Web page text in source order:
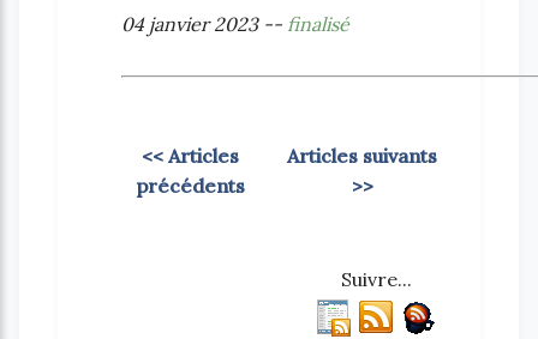
04 janvier 2023 -- finalisé
<< Articles
précédents
Articles suivants
>>
Suivre...